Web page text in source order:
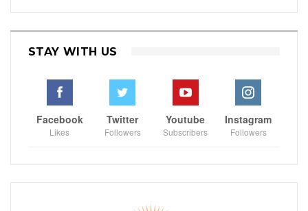
STAY WITH US
Facebook
Likes
Twitter
Followers
Youtube
Subscribers
Instagram
Followers